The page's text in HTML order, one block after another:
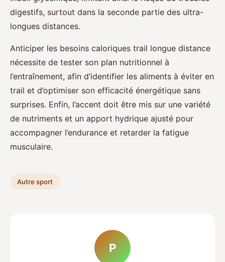
digestifs, surtout dans la seconde partie des ultra-
longues distances.
Anticiper les besoins caloriques trail longue distance
nécessite de tester son plan nutritionnel à
l’entraînement, afin d’identifier les aliments à éviter en
trail et d’optimiser son efficacité énergétique sans
surprises. Enfin, l’accent doit être mis sur une variété
de nutriments et un apport hydrique ajusté pour
accompagner l’endurance et retarder la fatigue
musculaire.
Autre sport
P